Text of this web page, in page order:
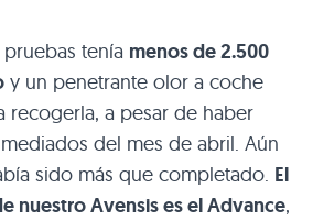
tenía menos de 2.500
y un penetrante olor a coche
recogerla, a pesar de haber
del mes de abril. Aún
sido más que completado. El
nuestro Avensis es el Advance,